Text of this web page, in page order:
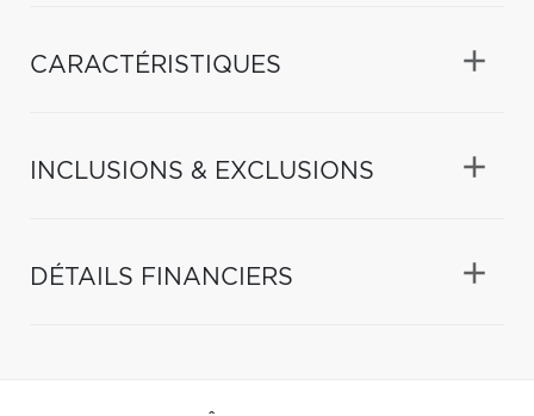
CARACTÉRISTIQUES
INCLUSIONS & EXCLUSIONS
DÉTAILS FINANCIERS